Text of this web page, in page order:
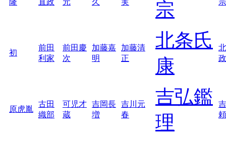
隆
直政
元
久
実
宗
宗
初
前田
利家
前田慶
次
加藤嘉
明
加藤清
正
北条氏
康
政
原虎胤
古田
織部
可児才
蔵
吉岡長
増
吉川元
春
吉弘鑑
理
頼